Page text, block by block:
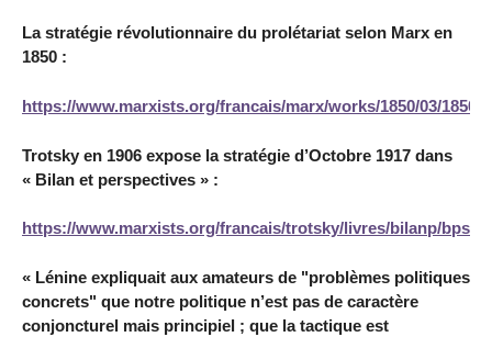
La stratégie révolutionnaire du prolétariat selon Marx en
1850 :
https://www.marxists.org/francais/marx/works/1850/03/
Trotsky en 1906 expose la stratégie d’Octobre 1917 dans
« Bilan et perspectives » :
https://www.marxists.org/francais/trotsky/livres/bilanp/
« Lénine expliquait aux amateurs de "problèmes politiques
concrets" que notre politique n’est pas de caractère
conjoncturel mais principiel ; que la tactique est